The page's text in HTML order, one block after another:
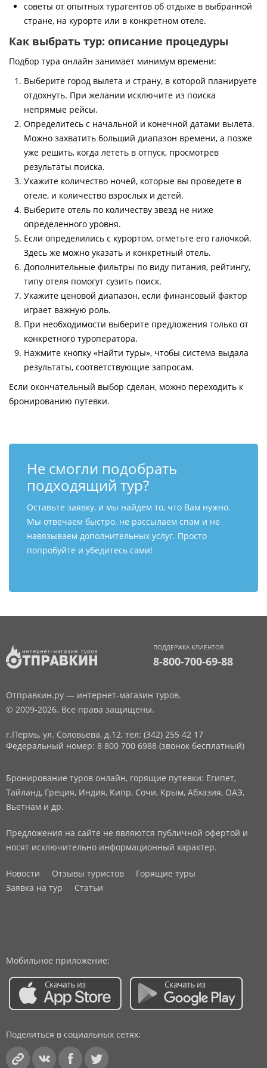
советы от опытных турагентов об отдыхе в выбранной
стране, на курорте или в конкретном отеле.
Как выбрать тур: описание процедуры
Подбор тура онлайн занимает минимум времени:
Выберите город вылета и страну, в которой планируете
отдохнуть. При желании исключите из поиска
непрямые рейсы.
Определитесь с начальной и конечной датами вылета.
Можно захватить больший диапазон времени, а позже
уже решить, когда лететь в отпуск, просмотрев
результаты поиска.
Укажите количество ночей, которые вы проведете в
отеле, и количество взрослых и детей.
Выберите отель по количеству звезд не ниже
определенного уровня.
Если определились с курортом, отметьте его галочкой.
Здесь же можно указать и конкретный отель.
Дополнительные фильтры по виду питания, рейтингу,
типу отеля помогут сузить поиск.
Укажите ценовой диапазон, если финансовый фактор
играет важную роль.
При необходимости выберите предложения только от
конкретного туроператора.
Нажмите кнопку «Найти туры», чтобы система выдала
результаты, соответствующие запросам.
Если окончательный выбор сделан, можно переходить к
бронированию путевки.
Не смогли подобрать
подходящий тур?
Оставьте заявку, и мы найдем то, что Вам нужно.
Мы отвечаем быстро, не рассылаем спам и не
навязываем дополнительных услуг. Просто
попробуйте и убедитесь сами!
ПОДДЕРЖКА КЛИЕНТОВ
8-800-700-69-88
Отправкин.ру — интернет-магазин туров.
© 2009-2026. Все права защищены.
г.Пермь, ул. Соловьева, д.12, тел: (342) 255 42 17
Федеральный номер: 8 800 700 6988 (звонок бесплатный)
Бронирование туров онлайн, горящие путевки: Египет,
Тайланд, Греция, Индия, Кипр, Сочи, Крым, Абхазия, ОАЭ,
Вьетнам и др.
Предложения на сайте не являются публичной офертой и
носят исключительно информационный характер.
Новости Отзывы туристов
Горящие туры
Заявка на тур
Статьи
Мобильное приложение:
Поделиться в социальных сетях: